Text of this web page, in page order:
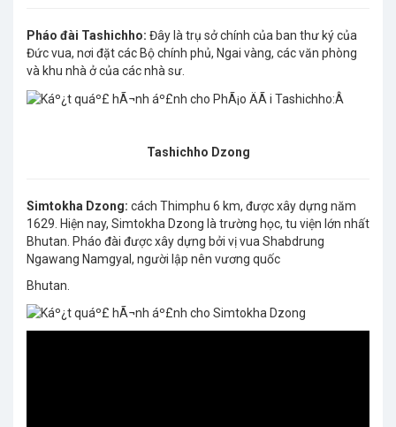
Pháo đài Tashichho: Đây là trụ sở chính của ban thư ký của
Đức vua, nơi đặt các Bộ chính phủ, Ngai vàng, các văn phòng
và khu nhà ở của các nhà sư.
Tashichho Dzong
Simtokha Dzong: cách Thimphu 6 km, được xây dựng năm
1629. Hiện nay, Simtokha Dzong là trường học, tu viện lớn nhất
Bhutan. Pháo đài được xây dựng bởi vị vua Shabdrung
Ngawang Namgyal, người lập nên vương quốc
Bhutan.